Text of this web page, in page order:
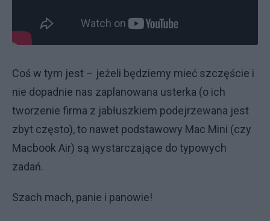
Coś w tym jest – jeżeli będziemy mieć szczęście i
nie dopadnie nas zaplanowana usterka (o ich
tworzenie firma z jabłuszkiem podejrzewana jest
zbyt często), to nawet podstawowy Mac Mini (czy
Macbook Air) są wystarczające do typowych
zadań.
Szach mach, panie i panowie!